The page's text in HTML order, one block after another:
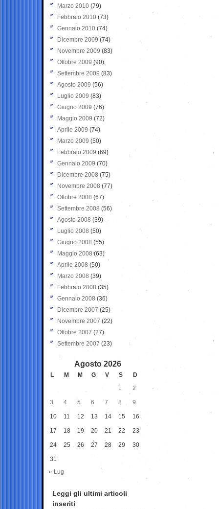
Marzo 2010 (79)
Febbraio 2010 (73)
Gennaio 2010 (74)
Dicembre 2009 (74)
Novembre 2009 (83)
Ottobre 2009 (90)
Settembre 2009 (83)
Agosto 2009 (56)
Luglio 2009 (83)
Giugno 2009 (76)
Maggio 2009 (72)
Aprile 2009 (74)
Marzo 2009 (50)
Febbraio 2009 (69)
Gennaio 2009 (70)
Dicembre 2008 (75)
Novembre 2008 (77)
Ottobre 2008 (67)
Settembre 2008 (56)
Agosto 2008 (39)
Luglio 2008 (50)
Giugno 2008 (55)
Maggio 2008(63)
Aprile 2008 (50)
Marzo 2008 (39)
Febbraio 2008 (35)
Gennaio 2008 (36)
Dicembre 2007 (25)
Novembre 2007 (22)
Ottobre 2007 (27)
Settembre 2007 (23)
Agosto 2026
L M M G V S
D
1
2
3 4 5 6 7 8 9
10 11 12 13 14 15 16
17 18 19 20 21 22 23
24 25 26 27 28 29 30
31
« Lug
Leggi gli ultimi articoli
inseriti